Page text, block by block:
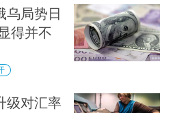
乌局势日
得并不
级对汇率